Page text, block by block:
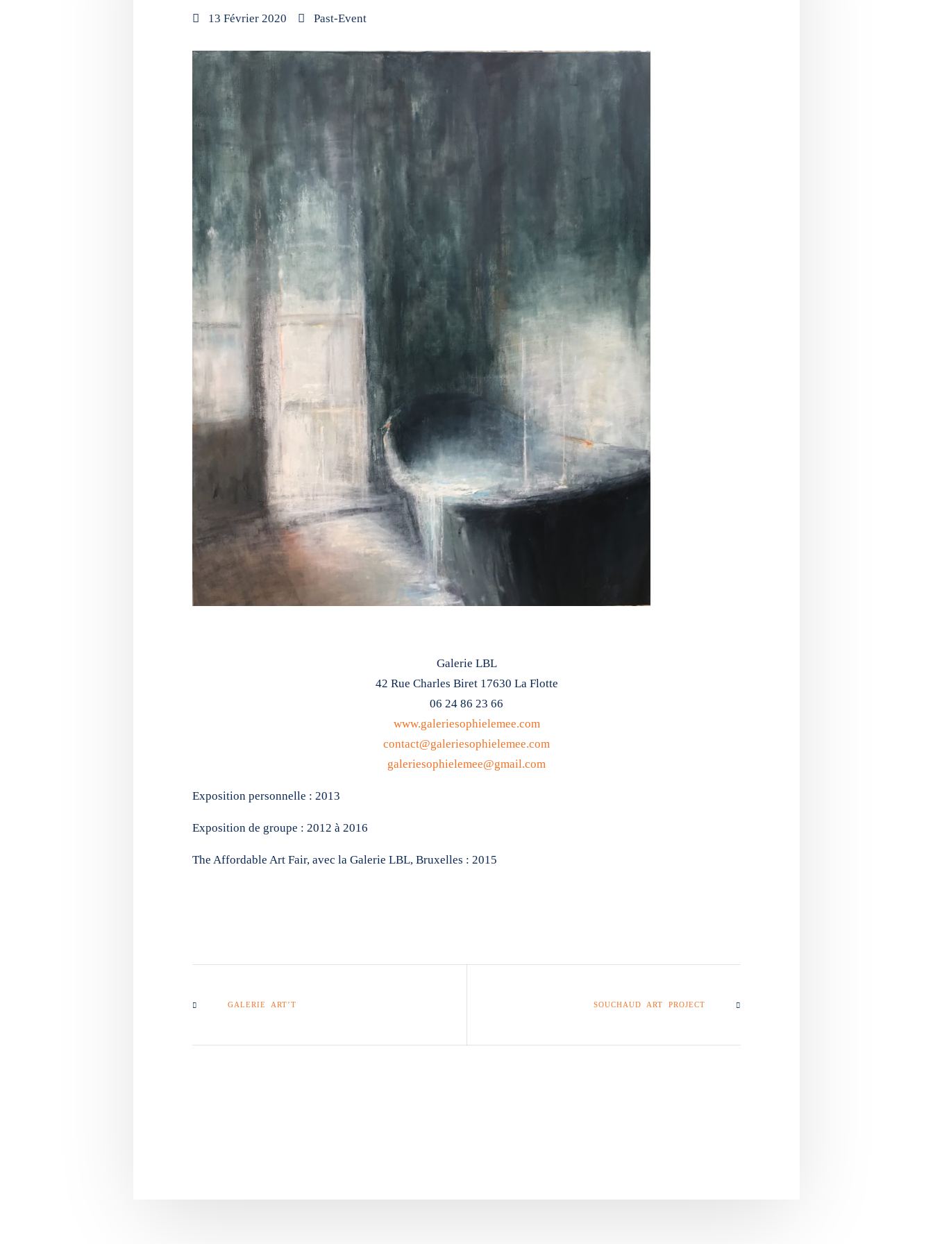
13 Février 2020 Past-Event
Galerie LBL
42 Rue Charles Biret 17630 La Flotte
06 24 86 23 66
www.galeriesophielemee.com
contact@galeriesophielemee.com
galeriesophielemee@gmail.com
Exposition personnelle : 2013
Exposition de groupe : 2012 à 2016
The Affordable Art Fair, avec la Galerie LBL, Bruxelles : 2015
GALERIE ART’T SOUCHAUD ART PROJECT